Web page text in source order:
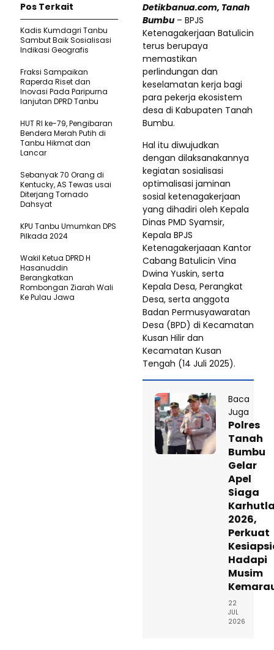
Detikbanua.com, Tanah
Bumbu– BPJS
Ketenagakerjaan Batulicin
terus berupaya
memastikan
perlindungan dan
keselamatan kerja bagi
para pekerja ekosistem
desa di Kabupaten Tanah
Bumbu.
Hal itu diwujudkan
dengan dilaksanakannya
kegiatan sosialisasi
optimalisasi jaminan
sosial ketenagakerjaan
yang dihadiri oleh Kepala
Dinas PMD Syamsir,
Kepala BPJS
Ketenagakerjaaan Kantor
Cabang Batulicin Vina
Dwina Yuskin, serta
Kepala Desa, Perangkat
Desa, serta anggota
Badan Permusyawaratan
Desa (BPD) di Kecamatan
Kusan Hilir dan
Kecamatan Kusan
Tengah (14 Juli 2025).
Baca
Juga
Polres
Tanah
Bumbu
Gelar
Apel
Siaga
2026,
Perkuat
Hadapi
Musim
22
JUL
2026
Pos Terkait
Kadis Kumdagri Tanbu
Sambut Baik Sosialisasi
Indikasi Geografis
Fraksi Sampaikan
Raperda Riset dan
Inovasi Pada Paripurna
lanjutan DPRD Tanbu
HUT RI ke-79, Pengibaran
Bendera Merah Putih di
Tanbu Hikmat dan
Lancar
Sebanyak 70 Orang di
Kentucky, AS Tewas usai
Diterjang Tornado
Dahsyat
KPU Tanbu Umumkan DPS
Pilkada 2024
Wakil Ketua DPRD H
Hasanuddin
Berangkatkan
Rombongan Ziarah Wali
Ke Pulau Jawa